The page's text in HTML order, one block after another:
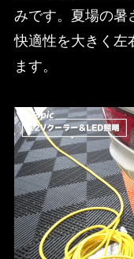
みです。夏場の暑
快適性を大きく左
ます。